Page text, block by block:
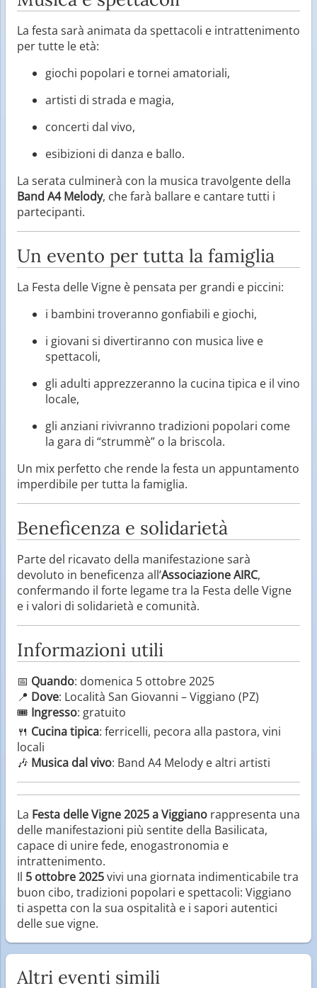
La festa sarà animata da spettacoli e intrattenimento
per tutte le età:
giochi popolari e tornei amatoriali,
artisti di strada e magia,
concerti dal vivo,
esibizioni di danza e ballo.
La serata culminerà con la musica travolgente della
Band A4 Melody, che farà ballare e cantare tutti i
partecipanti.
Un evento per tutta la famiglia
La Festa delle Vigne è pensata per grandi e piccini:
i bambini troveranno gonfiabili e giochi,
i giovani si divertiranno con musica live e
spettacoli,
gli adulti apprezzeranno la cucina tipica e il vino
locale,
gli anziani rivivranno tradizioni popolari come
la gara di “strummè” o la briscola.
Un mix perfetto che rende la festa un appuntamento
imperdibile per tutta la famiglia.
Beneficenza e solidarietà
Parte del ricavato della manifestazione sarà
devoluto in beneficenza all’Associazione AIRC,
confermando il forte legame tra la Festa delle Vigne
e i valori di solidarietà e comunità.
Informazioni utili
📅 Quando: domenica 5 ottobre 2025
📍 Dove: Località San Giovanni – Viggiano (PZ)
🎟 Ingresso: gratuito
🍴 Cucina tipica: ferricelli, pecora alla pastora, vini
locali
🎶 Musica dal vivo: Band A4 Melody e altri artisti
La Festa delle Vigne 2025 a Viggiano rappresenta una
delle manifestazioni più sentite della Basilicata,
capace di unire fede, enogastronomia e
intrattenimento.
Il 5 ottobre 2025vivi una giornata indimenticabile tra
buon cibo, tradizioni popolari e spettacoli: Viggiano
ti aspetta con la sua ospitalità e i sapori autentici
delle sue vigne.
Altri eventi simili